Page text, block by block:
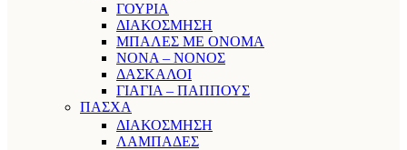
ΓΟΥΡΙΑ
ΔΙΑΚΟΣΜΗΣΗ
ΜΠΑΛΕΣ ΜΕ ΟΝΟΜΑ
ΝΟΝΑ – ΝΟΝΟΣ
ΔΑΣΚΑΛΟΙ
ΓΙΑΓΙΑ – ΠΑΠΠΟΥΣ
ΠΑΣΧΑ
ΔΙΑΚΟΣΜΗΣΗ
ΛΑΜΠΑΔΕΣ